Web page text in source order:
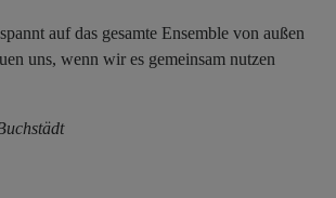
auf das gesamte Ensemble von außen
uns, wenn wir es gemeinsam nutzen